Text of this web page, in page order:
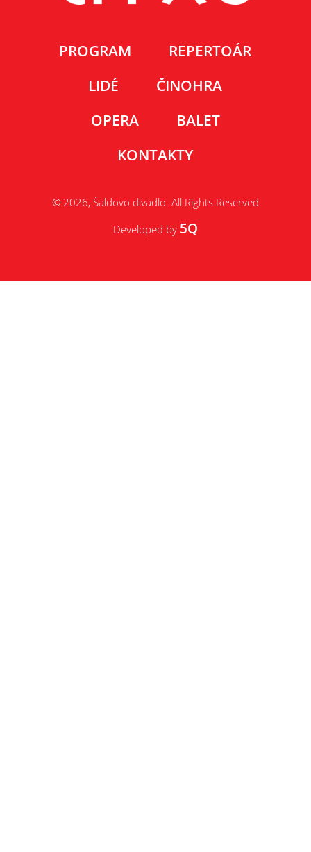
PROGRAM
REPERTOÁR
LIDÉ
ČINOHRA
OPERA
BALET
KONTAKTY
© 2026, Šaldovo divadlo. All Rights Reserved
Developed by 5Q